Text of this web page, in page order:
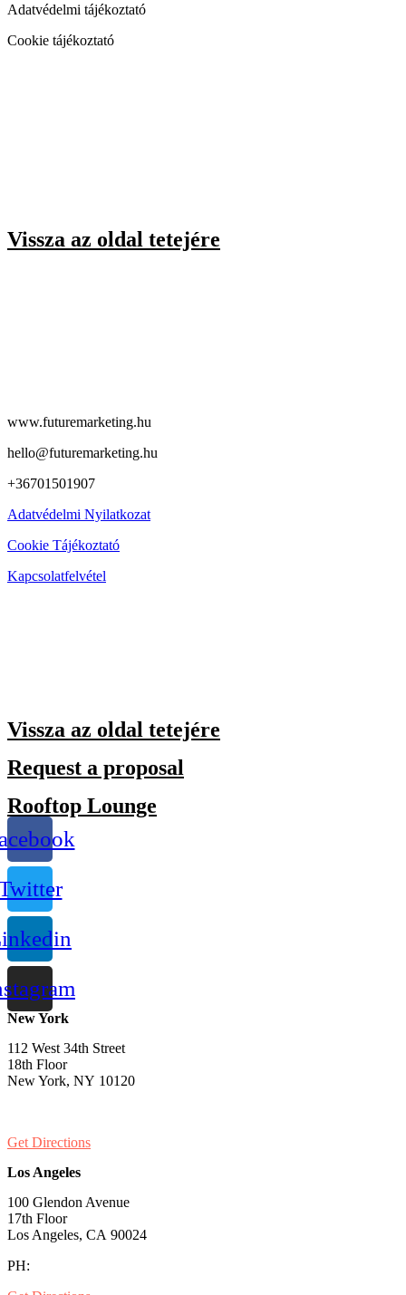
Adatvédelmi tájékoztató
Cookie tájékoztató
Vissza az oldal tetejére
www.futuremarketing.hu
hello@futuremarketing.hu
+36701501907
Adatvédelmi Nyilatkozat
Cookie Tájékoztató
Kapcsolatfelvétel
Vissza az oldal tetejére
Request a proposal
Rooftop Lounge
New York
112 West 34th Street
18th Floor
New York, NY 10120
Get Directions
Los Angeles
100 Glendon Avenue
17th Floor
Los Angeles, CA 90024
PH: